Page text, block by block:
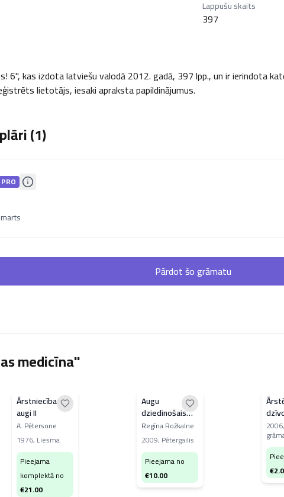
Lappušu skaits
397
6", kas izdota latviešu valodā 2012. gadā, 397 lpp., un ir ierindota
lietotājs, iesaki apraksta papildinājumus.
(1)
PRO
Pārdot šo grāmatu
medicīna"
Ārstniecības
augi II
A. Pētersone
1976, Liesma
Pieejama
komplektā no
€21.00
Augu
dziedinošais
spēks
Regīna Rožkalne
2009, Pētergailis
Pieejama no
€10.00
2006,
€